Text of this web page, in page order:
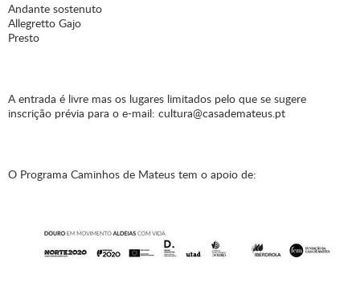
Andante sostenuto
Allegretto Gajo
Presto
A entrada é livre mas os lugares limitados pelo que se sugere
inscrição prévia para o e-mail: cultura@casademateus.pt
O Programa Caminhos de Mateus tem o apoio de: